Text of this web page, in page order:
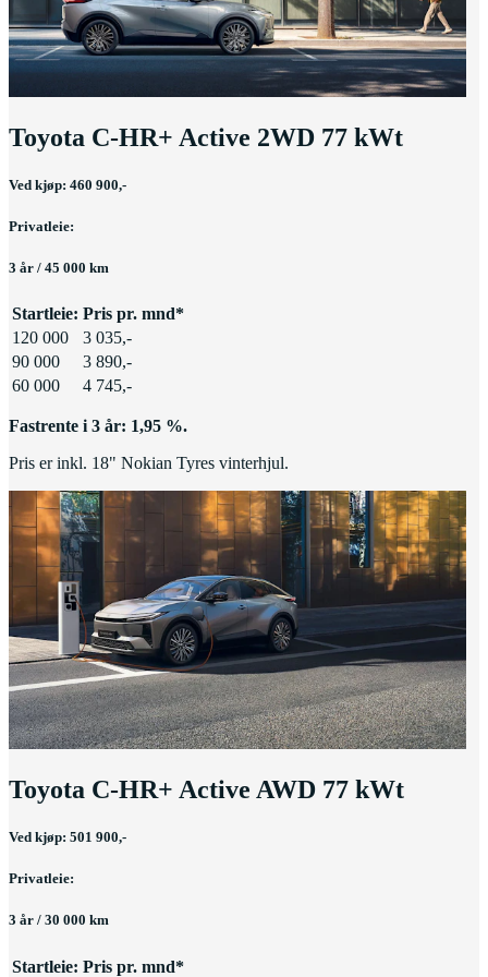
Toyota C-HR+ Active 2WD 77 kWt
Ved kjøp: 460 900,-
Privatleie:
3 år / 45 000 km
Startleie: Pris pr. mnd*
120 000
3 035,-
90 000
3 890,-
60 000
4 745,-
Fastrente i 3 år: 1,95 %.
Pris er inkl. 18" Nokian Tyres vinterhjul.
Toyota C-HR+ Active AWD 77 kWt
Ved kjøp: 501 900,-
Privatleie:
3 år / 30 000 km
Startleie: Pris pr. mnd*